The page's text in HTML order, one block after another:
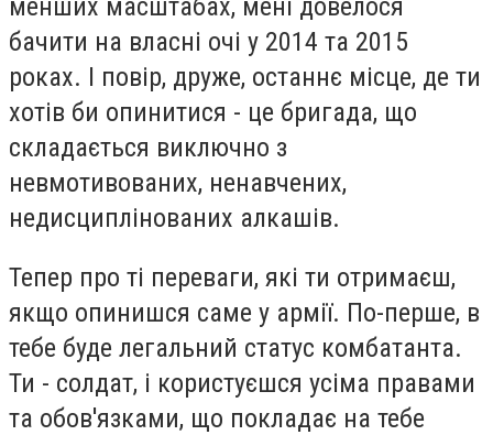
менших масштабах, мені довелося
бачити на власні очі у 2014 та 2015
роках. І повір, друже, останнє місце, де ти
хотів би опинитися - це бригада, що
складається виключно з
невмотивованих, ненавчених,
недисциплінованих алкашів.
Тепер про ті переваги, які ти отримаєш,
якщо опинишся саме у армії. По-перше, в
тебе буде легальний статус комбатанта.
Ти - солдат, і користуєшся усіма правами
та обов'язками, що покладає на тебе